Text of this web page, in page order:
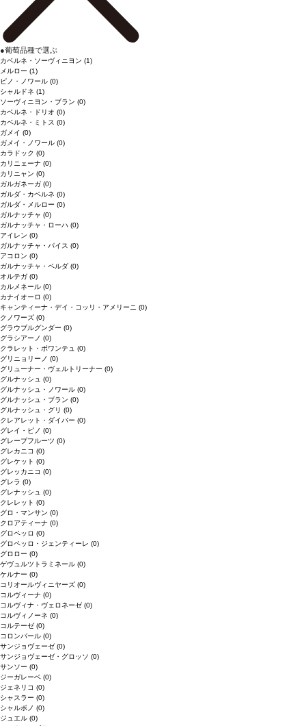
●葡萄品種で選ぶ
カベルネ・ソーヴィニヨン (1)
メルロー (1)
ピノ・ノワール (0)
シャルドネ (1)
ソーヴィニヨン・ブラン (0)
カベルネ・ドリオ (0)
カベルネ・ミトス (0)
ガメイ (0)
ガメイ・ノワール (0)
カラドック (0)
カリニェーナ (0)
カリニャン (0)
ガルガネーガ (0)
ガルダ・カベルネ (0)
ガルダ・メルロー (0)
ガルナッチャ (0)
ガルナッチャ・ローハ (0)
アイレン (0)
ガルナッチャ・パイス (0)
アコロン (0)
ガルナッチャ・ペルダ (0)
オルテガ (0)
カルメネール (0)
カナイオーロ (0)
キャンティーナ・デイ・コッリ・アメリーニ (0)
クノワーズ (0)
グラウブルグンダー (0)
グラシアーノ (0)
クラレット・ボワンテュ (0)
グリニョリーノ (0)
グリューナー・ヴェルトリーナー (0)
グルナッシュ (0)
グルナッシュ・ノワール (0)
グルナッシュ・ブラン (0)
グルナッシュ・グリ (0)
クレアレット・ダイバー (0)
グレイ・ピノ (0)
グレープフルーツ (0)
グレカニコ (0)
グレケット (0)
グレッカニコ (0)
グレラ (0)
グレナッシュ (0)
クレレット (0)
グロ・マンサン (0)
クロアティーナ (0)
グロペッロ (0)
グロペッロ・ジェンティーレ (0)
グロロー (0)
ゲヴュルツトラミネール (0)
ケルナー (0)
コリオールヴィニヤーズ (0)
コルヴィーナ (0)
コルヴィナ・ヴェロネーゼ (0)
コルヴィノーネ (0)
コルテーゼ (0)
コロンバール (0)
サンジョヴェーゼ (0)
サンジョヴェーゼ・グロッソ (0)
サンソー (0)
ジーガレーベ (0)
ジェネリコ (0)
シャスラー (0)
シャルボノ (0)
ジュエル (0)